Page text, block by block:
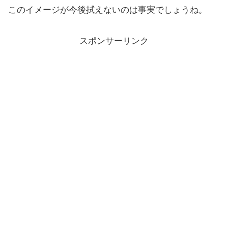
このイメージが今後拭えないのは事実でしょうね。
スポンサーリンク